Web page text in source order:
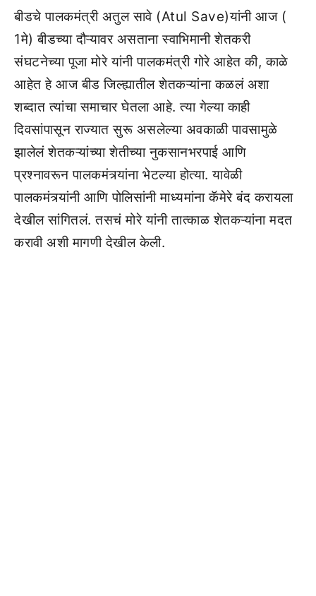
बीडचे पालकमंत्री अतुल सावे (Atul Save)यांनी आज (
1मे) बीडच्या दौऱ्यावर असताना स्वाभिमानी शेतकरी
संघटनेच्या पूजा मोरे यांनी पालकमंत्री गोरे आहेत की, काळे
आहेत हे आज बीड जिल्ह्यातील शेतकऱ्यांना कळलं अशा
शब्दात त्यांचा समाचार घेतला आहे. त्या गेल्या काही
दिवसांपासून राज्यात सुरू असलेल्या अवकाळी पावसामुळे
झालेलं शेतकऱ्यांच्या शेतीच्या नुकसानभरपाई आणि
प्रश्नावरून पालकमंत्र्यांना भेटल्या होत्या. यावेळी
पालकमंत्र्यांनी आणि पोलिसांनी माध्यमांना कॅमेरे बंद करायला
देखील सांगितलं. तसचं मोरे यांनी तात्काळ शेतकऱ्यांना मदत
करावी अशी मागणी देखील केली.